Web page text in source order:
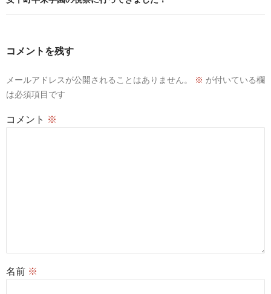
ー
ョ
コメントを残す
メールアドレスが公開されることはありません。 ※ が付いている欄
は必須項目です
コメント ※
名前 ※